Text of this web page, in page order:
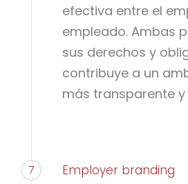
efectiva entre el
empleado. Ambas
sus derechos y
contribuye a un
más transparente
7 Employer branding